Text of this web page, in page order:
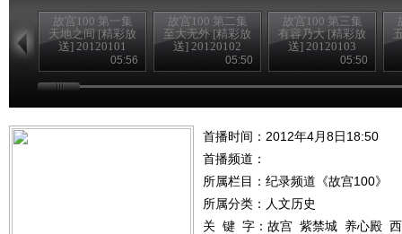
故宫100 第一集
天地之间 [精彩放
送] 20120101
05:56
故宫100 第二集
至大无外 [精彩放
送] 20120102
05:50
故宫100 第三集
有容乃大 [精彩放
送] 20120103
05:50
首播时间：2012年4月8日18:50
首播频道：
所属栏目： 纪录频道《故宫100》
所属分类：人文历史
关 键 字： 故宫 紫禁城 养心殿